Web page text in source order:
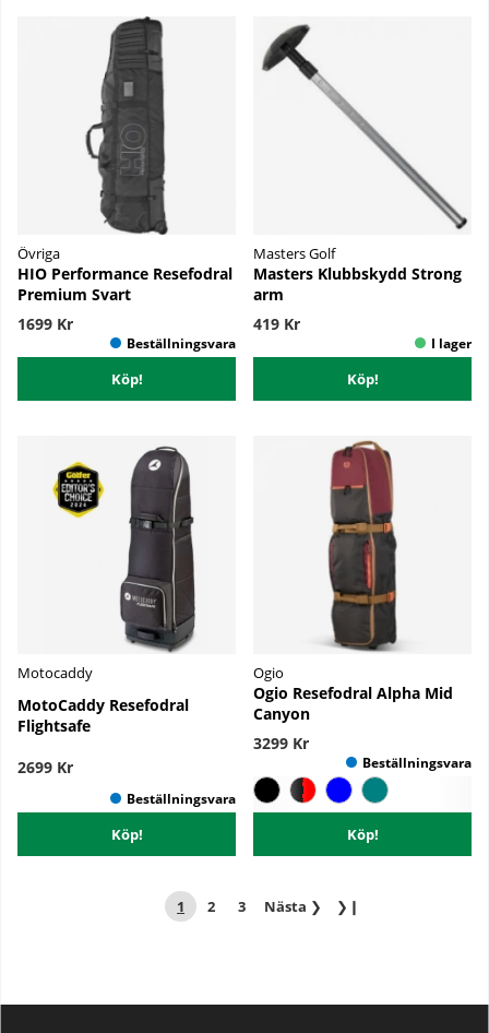
Övriga
HIO Performance Resefodral
Premium Svart
1699 Kr
Köp!
Masters Golf
Masters Klubbskydd Strong
arm
419 Kr
Köp!
Motocaddy
MotoCaddy Resefodral
Flightsafe
2699 Kr
Köp!
Ogio
Ogio Resefodral Alpha Mid
Canyon
3299 Kr
Köp!
1 2 3 Nästa ❯ ❯❙